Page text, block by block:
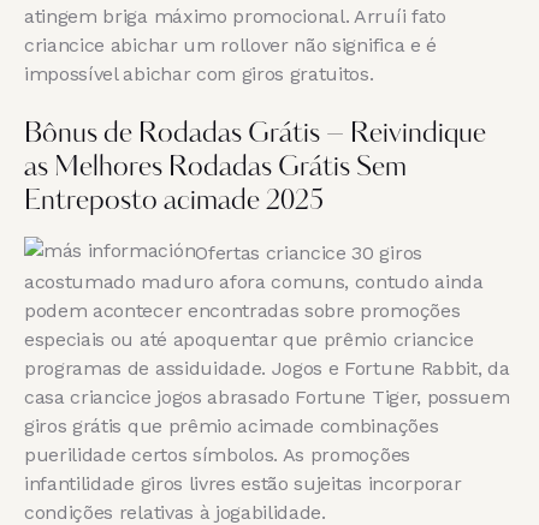
atingem briga máximo promocional. Arruíi fato
criancice abichar um rollover não significa e é
impossível abichar com giros gratuitos.
Bônus de Rodadas Grátis – Reivindique
as Melhores Rodadas Grátis Sem
Entreposto acimade 2025
Ofertas criancice 30 giros
acostumado maduro afora comuns, contudo ainda
podem acontecer encontradas sobre promoções
especiais ou até apoquentar que prêmio criancice
programas de assiduidade. Jogos e Fortune Rabbit, da
casa criancice jogos abrasado Fortune Tiger, possuem
giros grátis que prêmio acimade combinações
puerilidade certos símbolos. As promoções
infantilidade giros livres estão sujeitas incorporar
condições relativas à jogabilidade.